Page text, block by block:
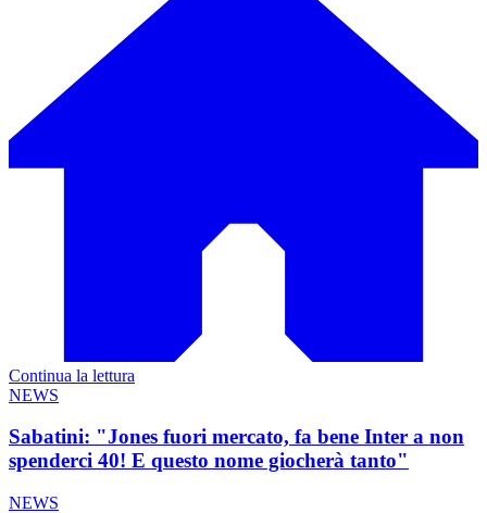
Continua la lettura
NEWS
Sabatini: "Jones fuori mercato, fa bene Inter a non
spenderci 40! E questo nome giocherà tanto"
NEWS